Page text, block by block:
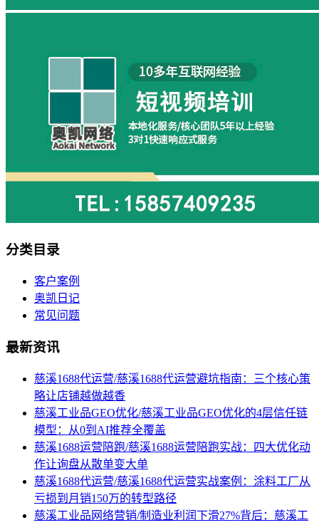
分类目录
客户案例
奥凯日记
常见问题
最新资讯
慈溪1688代运营/慈溪1688代运营避坑指南：三个核心策
略让店铺越做越香
慈溪工业品GEO优化/慈溪工业品GEO优化的4层信任链
模型：从0到AI推荐全覆盖
慈溪1688运营陪跑/慈溪1688运营陪跑实战：四大优化动
作让询盘从散单变大单
慈溪1688代运营/慈溪1688代运营实战案例：涂料工厂从
亏损到月销150万的转型路径
慈溪工业品网络营销/制造业利润下滑27%背后：慈溪工